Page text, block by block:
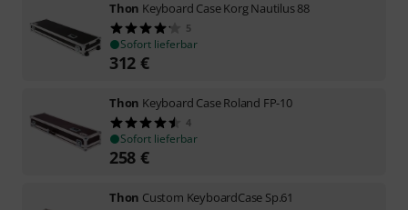
Thon Keyboard Case Korg Nautilus 88
5
Sofort lieferbar
312 €
Thon Keyboard Case Roland FP-10
4
Sofort lieferbar
258 €
Thon Custom KeyboardCase Sp.61